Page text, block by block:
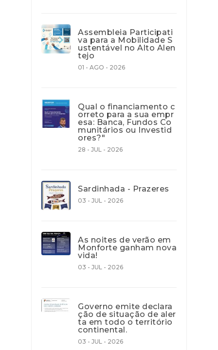
Assembleia Participati
va para a Mobilidade S
ustentável no Alto Alen
tejo
01 - AGO - 2026
Qual o financiamento c
orreto para a sua empr
esa: Banca, Fundos Co
munitários ou Investid
ores?"
28 - JUL - 2026
Sardinhada - Prazeres
03 - JUL - 2026
As noites de verão em
Monforte ganham nova
vida!
03 - JUL - 2026
Governo emite declara
ção de situação de aler
ta em todo o território
continental.
03 - JUL - 2026